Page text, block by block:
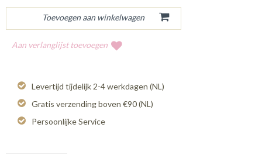
Aan verlanglijst toevoegen
Levertijd tijdelijk 2-4 werkdagen (NL)
Gratis verzending boven €90 (NL)
Persoonlijke Service